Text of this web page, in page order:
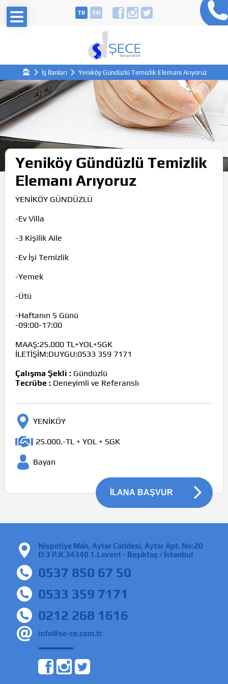
TR EN
İş İlanları Yeniköy Gündüzlü Temizlik Elemanı Arıyoruz
Yeniköy Gündüzlü Temizlik
Elemanı Arıyoruz
YENİKÖY GÜNDÜZLÜ
-Ev Villa
-3 Kişilik Aile
-Ev İşi Temizlik
-Yemek
-Ütü
-Haftanın 5 Günü
-09:00-17:00
MAAŞ:25.000 TL+YOL+SGK
İLETİŞİM:DUYGU:0533 359 7171
Çalışma Şekli : Gündüzlü
Tecrübe : Deneyimli ve Referanslı
YENİKÖY
25.000.-TL + YOL + SGK
Bayan
İLANA BAŞVUR
Nispetiye Mah, Aytar Caddesi, Aytar Apt. No:20
D:3 P.K.34340 1.Levent - Beşiktaş / İstanbul
0537 850 67 50
0533 359 7171
0212 268 1616
info@se-ce.com.tr